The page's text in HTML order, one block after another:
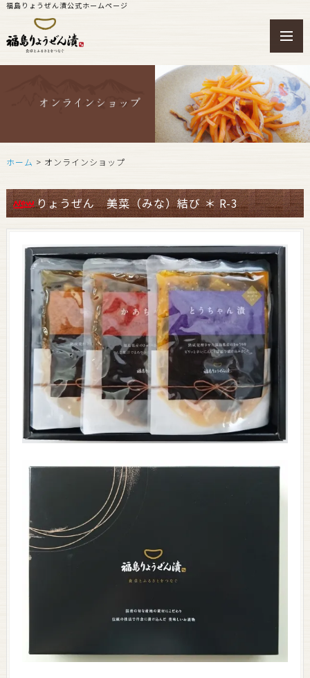
福島りょうぜん漬公式ホームページ
ホーム > オンラインショップ
りょうぜん 美菜（みな）結び ＊ R-3